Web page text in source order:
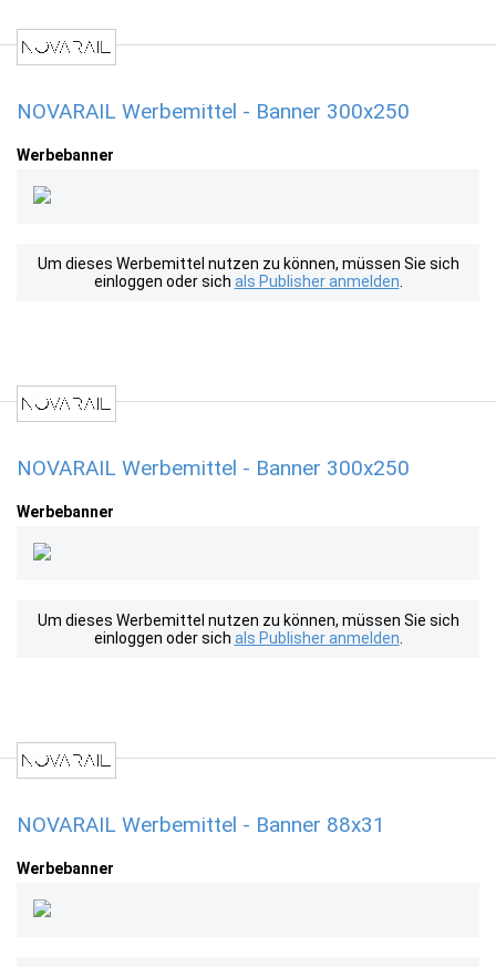
NOVARAIL Werbemittel - Banner 300x250
Werbebanner
Um dieses Werbemittel nutzen zu können, müssen Sie sich
einloggen oder sich als Publisher anmelden
NOVARAIL Werbemittel - Banner 300x250
Werbebanner
Um dieses Werbemittel nutzen zu können, müssen Sie sich
einloggen oder sich als Publisher anmelden
NOVARAIL Werbemittel - Banner 88x31
Werbebanner